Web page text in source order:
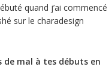
quand j’ai commencé
sur le charadesign
de mal à tes débuts en